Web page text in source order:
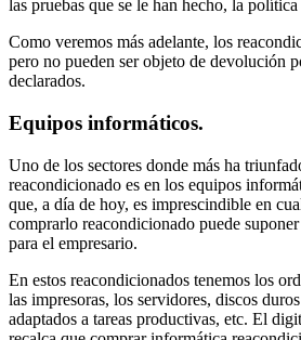
las pruebas que se le han hecho, la
Como veremos más adelante, los
pero no pueden ser objeto de devolución
declarados.
Equipos informáticos.
Uno de los sectores donde más ha
reacondicionado es en los equipos
que, a día de hoy, es imprescindible en
comprarlo reacondicionado puede
para el empresario.
En estos reacondicionados tenemos los
las impresoras, los servidores, discos
adaptados a tareas productivas, etc. El